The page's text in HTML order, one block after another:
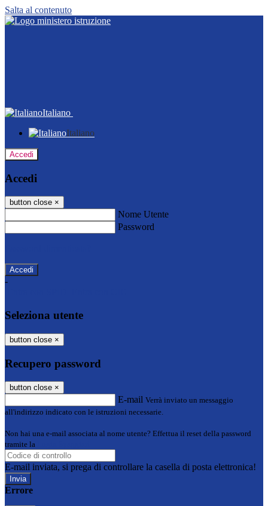
Salta al contenuto
Italiano
Italiano
Accedi
Accedi
button close ×
Nome Utente
Password
-
Seleziona utente
button close ×
Recupero password
button close ×
E-mail Verrà inviato un messaggio
all'indirizzo indicato con le istruzioni necessarie.
Non hai una e-mail associata al nome utente? Effettua il reset della password
tramite la
E-mail inviata, si prega di controllare la casella di posta elettronica!
Errore